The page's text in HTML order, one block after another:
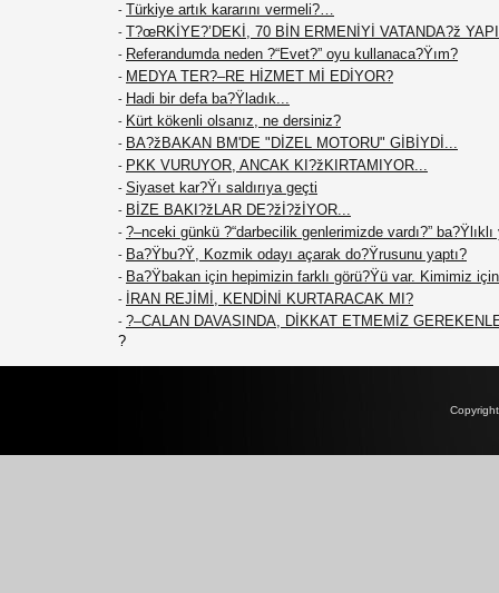
- Türkiye artık kararını vermeli?…
- T?œRKİYE?’DEKİ, 70 BİN ERMENİYİ VATANDA?ž
- Referandumda neden ?“Evet?” oyu kullanaca?Ÿım?
- MEDYA TER?–RE HİZMET Mİ EDİYOR?
- Hadi bir defa ba?Ÿladık...
- Kürt kökenli olsanız, ne dersiniz?
- BA?žBAKAN BM'DE "DİZEL MOTORU" GİBİYDİ...
- PKK VURUYOR, ANCAK KI?žKIRTAMIYOR...
- Siyaset kar?Ÿı saldırıya geçti
- BİZE BAKI?žLAR DE?žİ?žİYOR...
- ?–nceki günkü ?“darbecilik genlerimizde vardı?”
- Ba?Ÿbu?Ÿ, Kozmik odayı açarak do?Ÿrusunu yaptı?
- Ba?Ÿbakan için hepimizin farklı görü?Ÿü var. Kimimiz
- İRAN REJİMİ, KENDİNİ KURTARACAK MI?
- ?–CALAN DAVASINDA, DİKKAT ETMEMİZ
?